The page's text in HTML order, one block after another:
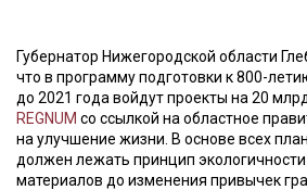
Lifestyle
Мурзилка
Губернатор Нижегородской области
что в программу подготовки к 800-
до 2021 года войдут проекты на 20
REGNUM со ссылкой на областное
на улучшение жизни. В основе всех
должен лежать принцип
материалов до изменения привычек